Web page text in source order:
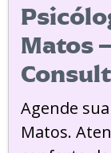
Matos
Agende
Matos.